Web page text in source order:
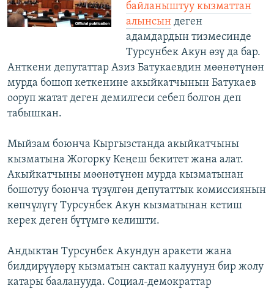
байланыштуу кызматтан
алынсындеген
адамдардын тизмесинде
Турсунбек Акун өзү да бар.
Анткени депутаттар Азиз Батукаевдин мөөнөтүнөн
мурда бошоп кеткенине акыйкатчынын Батукаев
ооруп жатат деген демилгеси себеп болгон деп
табышкан.
Мыйзам боюнча Кыргызстанда акыйкатчыны
кызматына Жогорку Кеңеш бекитет жана алат.
Акыйкатчыны мөөнөтүнөн мурда кызматынан
бошотуу боюнча түзүлгөн депутаттык комиссиянын
көпчүлүгү Турсунбек Акун кызматынан кетиш
керек деген бүтүмгө келишти.
Андыктан Турсунбек Акундун аракети жана
билдирүүлөрү кызматын сактап калуунун бир жолу
катары бааланууда. Социал-демократтар